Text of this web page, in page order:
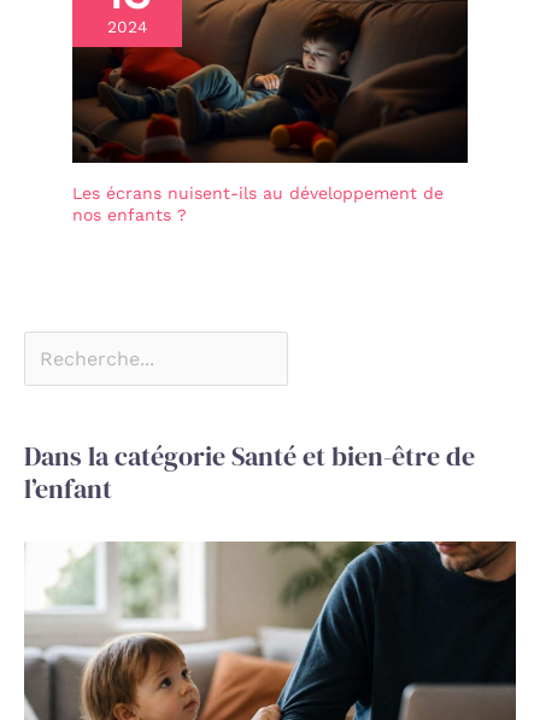
2024
Les écrans nuisent-ils au développement de
nos enfants ?
Dans la catégorie Santé et bien-être de
l’enfant